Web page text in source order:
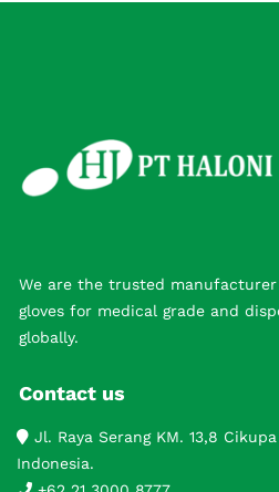
We are the trusted
gloves for medical grade and
globally.
Contact us
Jl. Raya Serang KM. 13,8
Indonesia.